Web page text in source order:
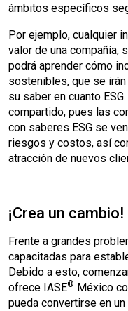
ámbitos específicos
Por ejemplo, cualquier
valor de una compañía,
podrá aprender cómo
sostenibles, que se
su saber en cuanto
compartido, pues las
con saberes ESG se
riesgos y costos, así
atracción de nuevos
¡Crea un cambio!
Frente a grandes
capacitadas para
Debido a esto,
ofrece IASE® México
pueda convertirse en